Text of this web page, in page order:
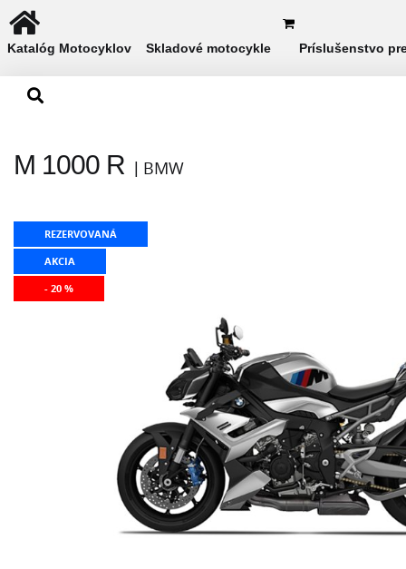
Katalóg Motocyklov Skladové motocykle Príslušenstvo
M 1000 R BMW
REZERVOVANÁ
AKCIA
- 20 %